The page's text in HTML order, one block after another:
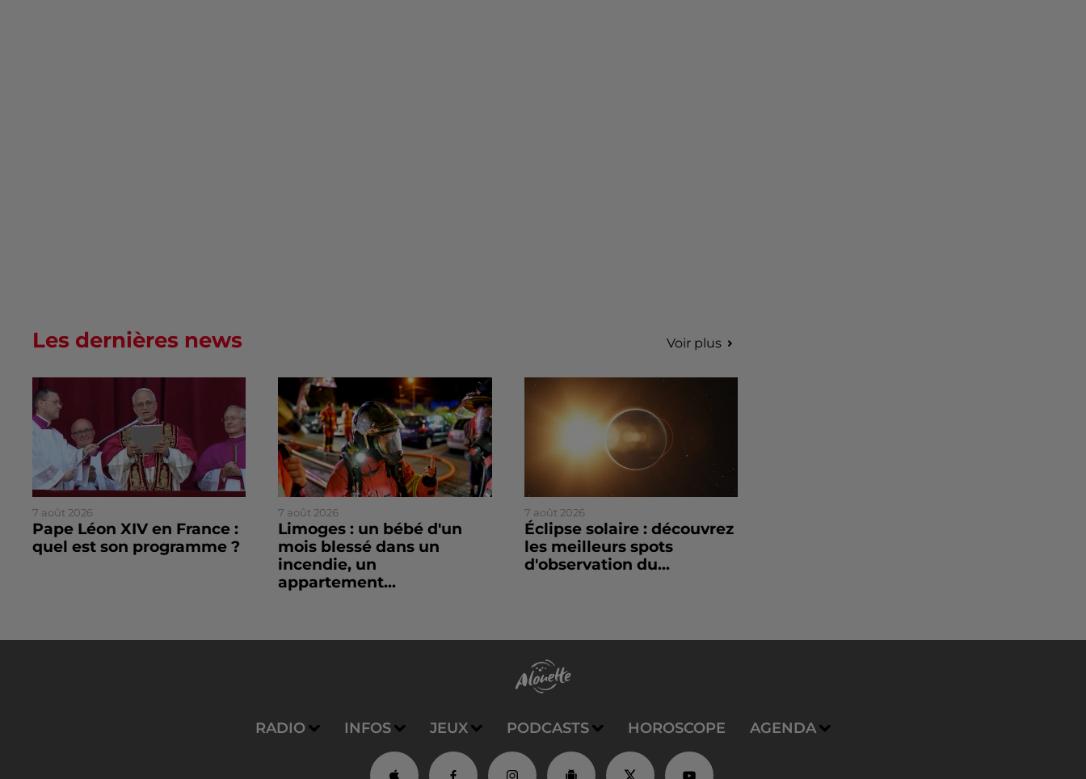
Les dernières news Voir plus
7 août 2026
Pape Léon XIV en France :
quel est son programme ?
7 août 2026
Limoges : un bébé d'un
mois blessé dans un
incendie, un
appartement...
7 août 2026
Éclipse solaire : découvrez
les meilleurs spots
d'observation du...
RADIO INFOS JEUX PODCASTS HOROSCOPE AGENDA